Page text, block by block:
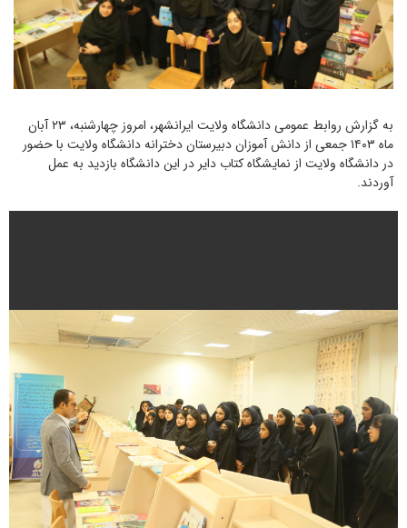
به گزارش روابط عمومی دانشگاه ولایت ایرانشهر، امروز چهارشنبه، ۲۳ آبان
ماه ۱۴۰۳ جمعی از دانش آموزان دبیرستان دخترانه دانشگاه ولایت با حضور
در دانشگاه ولایت از نمایشگاه کتاب دایر در این دانشگاه بازدید به عمل
آوردند.